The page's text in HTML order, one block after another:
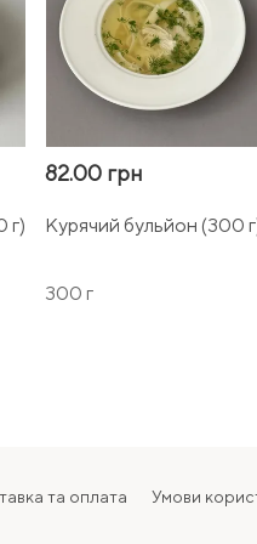
г)
82.00 грн
Курячий бульйон (300
300 г
та оплата Умови